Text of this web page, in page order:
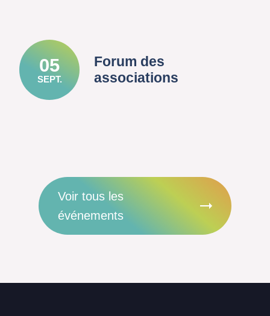
05
SEPT.
Forum des
associations
Voir tous les
événements